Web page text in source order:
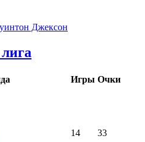
Джексон
Игры Очки
14 33